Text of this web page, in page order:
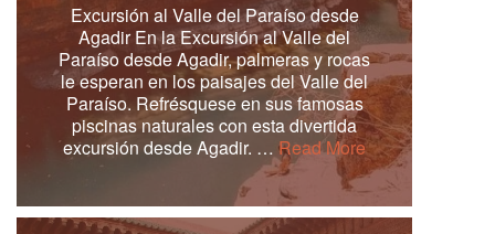
Excursión al Valle del Paraíso desde
Agadir En la Excursión al Valle del
Paraíso desde Agadir, palmeras y rocas
le esperan en los paisajes del Valle del
Paraíso. Refrésquese en sus famosas
piscinas naturales con esta divertida
excursión desde Agadir. … Read More